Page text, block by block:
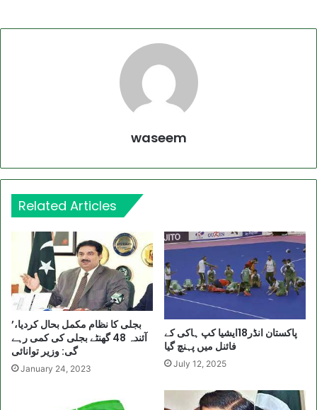
waseem
Related Articles
’بجلی کا نظام مکمل بحال کردیا،
آئندہ 48 گھنٹے بجلی کی کمی رہے
گی: وزیر توانائی
January 24, 2023
پاکستان انڈر18ایشیا کپ ہاکی کے
فائنل میں پہنچ گیا
July 12, 2025